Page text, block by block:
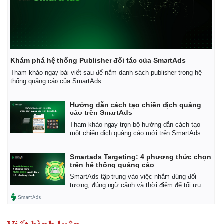
Bất động sản
Khám phá hệ thống Publisher đối tác của SmartAds
Tham khảo ngay bài viết sau để nắm danh sách publisher trong hệ
thống quảng cáo của SmartAds.
Hướng dẫn cách tạo chiến dịch quảng
cáo trên SmartAds
Tham khảo ngay trọn bộ hướng dẫn cách tạo
một chiến dịch quảng cáo mới trên SmartAds.
Smartads Targeting: 4 phương thức chọn
trên hệ thống quảng cáo
SmartAds tập trung vào việc nhắm đúng đối
tượng, đúng ngữ cảnh và thời điểm để tối ưu.